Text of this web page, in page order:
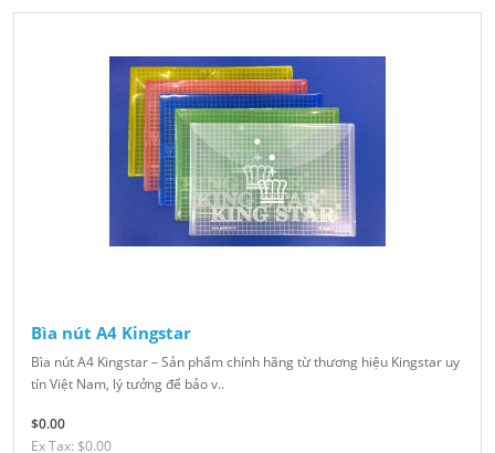
Bìa nút A4 Kingstar
Bìa nút A4 Kingstar – Sản phẩm chính hãng từ thương hiệu Kingstar uy
tín Việt Nam, lý tưởng để bảo v..
$0.00
Ex Tax: $0.00